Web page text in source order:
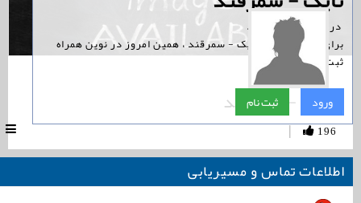
‏ در نوین همراه است.
برای پیگیری اخبار نایک - سمرقند ، همین امروز در نوین همراه
ثبت نام کنید.
ورود ثبت نام
نایک - سمرقند
196
|
اطلاعات تماس و مسیریابی